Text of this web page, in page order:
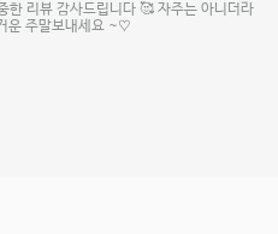
한 리뷰 감사드립니다 🥰 자주는 아니더라
운 주말보내세요 ~♡